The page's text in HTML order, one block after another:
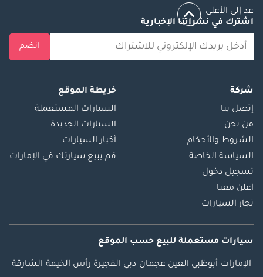
عد إلى الأعلى
اشترك في نشراتنا الإخبارية
انضم
شركة
إتصل بنا
من نحن
الشروط والأحكام
السياسة الخاصة
تسجيل دخول
اعلن معنا
تجار السيارات
خريطة الموقع
السيارات المستعملة
السيارات الجديدة
أخبار السيارات
قم ببيع سيارتك في الإمارات
سيارات مستعملة للبيع حسب الموقع
الإمارات أبوظبي العين عجمان دبي الفجيرة رأس الخيمة الشارقة